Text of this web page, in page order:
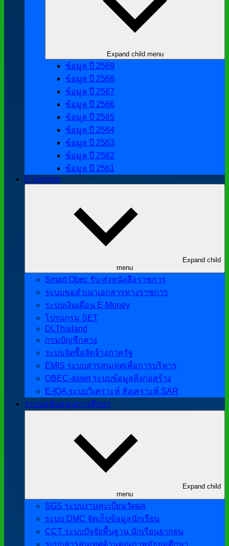
Expand child menu
ข้อมูล ปี 2569
ข้อมูล ปี 2568
ข้อมูล ปี 2567
ข้อมูล ปี 2566
ข้อมูล ปี 2565
ข้อมูล ปี 2564
ข้อมูล ปี 2563
ข้อมูล ปี 2562
ข้อมูล ปี 2561
E-Service
Expand child
menu
Smart Obec รับ-ส่งหนังสือราชการ
ระบบขอสำเนาเอกสารทางราชการ
ระบบเงินเดือน E-Money
โปรแกรม SET
DLThailand
กรมบัญชีกลาง
ระบบจัดซื้อจัดจ้างภาครัฐ
EMIS ระบบสารสนเทศเพื่อการบริหาร
OBEC-asset ระบบข้อมูลสิ่งก่อสร้าง
E-IQA ระบบวิเคราะห์ สังเคราะห์ SAR
ระบบสนับสนุนการศึกษา
Expand child
menu
SGS ระบบงานทะเบียนวัดผล
ระบบ DMC จัดเก็บข้อมูลนักเรียน
CCT ระบบปัจจัยพื้นฐาน นักเรียนยากจน
ระบบสารสนเทศด้านคุณภาพมัธยมศึกษา